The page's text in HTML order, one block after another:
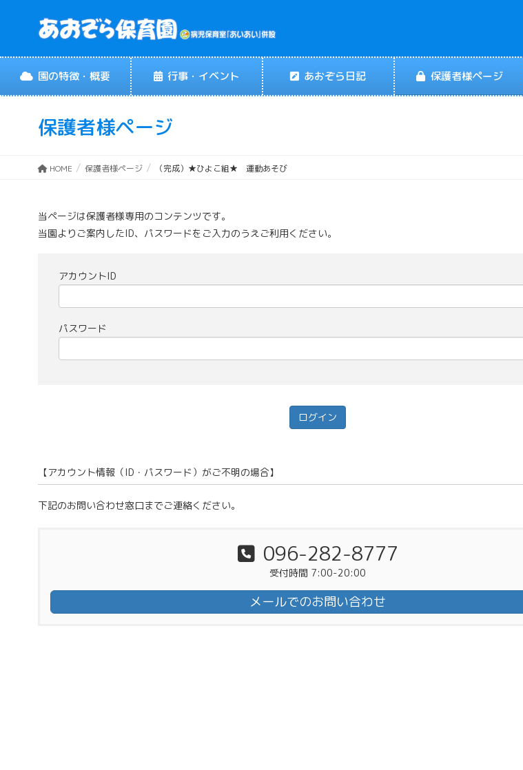
園の特徴・概要 行事・イベント あおぞら日記 保護者様ページ
保護者様ページ
HOME 保護者様ページ （完成）★ひよこ組★ 運動あそび
当ページは保護者様専用のコンテンツです。
当園よりご案内したID、パスワードをご入力のうえご利用ください。
アカウントID
パスワード
【アカウント情報（ID・パスワード）がご不明の場合】
下記のお問い合わせ窓口までご連絡ください。
096-282-8777
受付時間 7:00-20:00
メールでのお問い合わせ